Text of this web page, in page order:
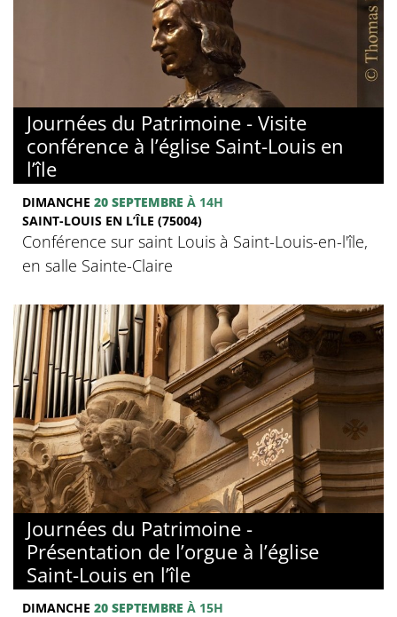
Journées du Patrimoine - Visite
conférence à l’église Saint-Louis en
l’île
DIMANCHE 20 SEPTEMBRE À 14H
SAINT-LOUIS EN L’ÎLE (75004)
Conférence sur saint Louis à Saint-Louis-en-l'île,
en salle Sainte-Claire
Journées du Patrimoine -
Présentation de l’orgue à l’église
Saint-Louis en l’île
DIMANCHE 20 SEPTEMBRE À 15H